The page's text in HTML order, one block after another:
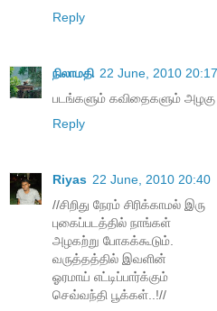
Reply
நிலாமதி 22 June, 2010 20:17
படங்களும் கவிதைகளும் அழகு
Reply
Riyas 22 June, 2010 20:40
//சிறிது நேரம் சிரிக்காமல் இரு
புகைப்படத்தில் நாங்கள்
அழகற்று போகக்கூடும்.
வருத்தத்தில் இவளின்
ஓரமாய் எட்டிப்பார்க்கும்
செவ்வந்தி பூக்கள்..!//